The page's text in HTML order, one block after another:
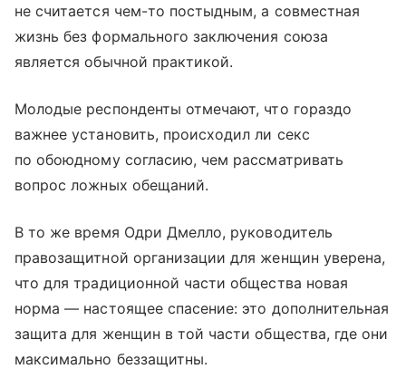
не считается чем-то постыдным, а совместная
жизнь без формального заключения союза
является обычной практикой.
Молодые респонденты отмечают, что гораздо
важнее установить, происходил ли секс
по обоюдному согласию, чем рассматривать
вопрос ложных обещаний.
В то же время Одри Дмелло, руководитель
правозащитной организации для женщин уверена,
что для традиционной части общества новая
норма — настоящее спасение: это дополнительная
защита для женщин в той части общества, где они
максимально беззащитны.